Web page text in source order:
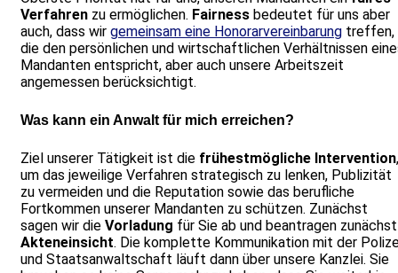
Verfahren zu ermöglichen. Fairness bedeutet für uns aber
auch, dass wir gemeinsam eine Honorarvereinbarung treffen,
die den persönlichen und wirtschaftlichen Verhältnissen
Mandanten entspricht, aber auch unsere Arbeitszeit
angemessen berücksichtigt.
Was kann ein Anwalt für mich erreichen?
Ziel unserer Tätigkeit ist die frühestmögliche Intervention,
um das jeweilige Verfahren strategisch zu lenken, Publizität
zu vermeiden und die Reputation sowie das berufliche
Fortkommen unserer Mandanten zu schützen. Zunächst
sagen wir die Vorladung für Sie ab und beantragen zunächst
Akteneinsicht. Die komplette Kommunikation mit der
und Staatsanwaltschaft läuft dann über unsere Kanzlei. Sie